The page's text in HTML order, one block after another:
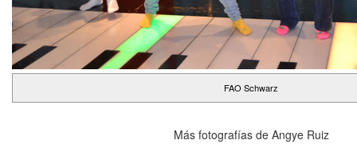
FAO Schwarz
Más fotografías de Angye Ruiz